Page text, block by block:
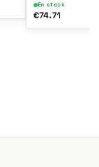
En stock
€74.71